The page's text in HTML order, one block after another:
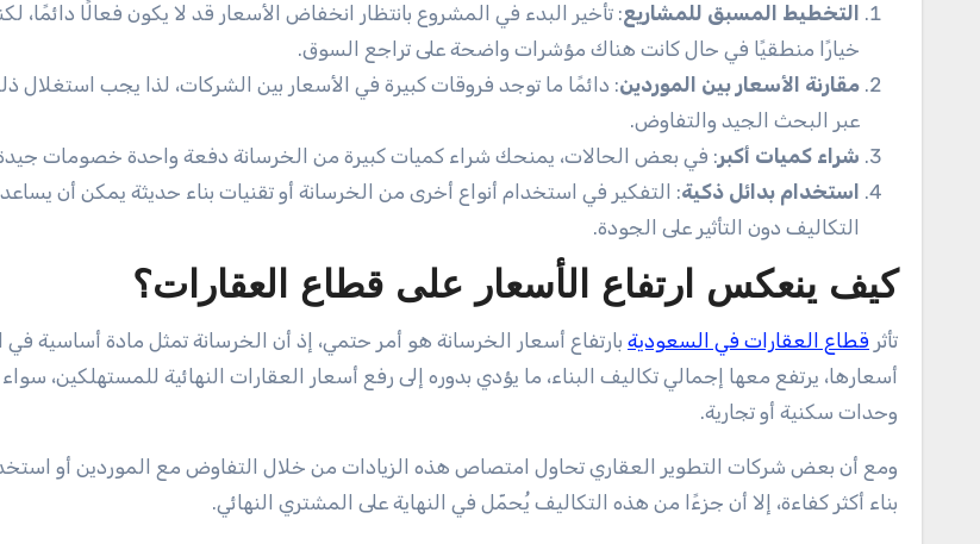
التخطيط المسبق للمشاريع: تأخير البدء في المشروع بانتظار انخفاض الأسعار قد لا يكون فعالًا دائمًا،
خيارًا منطقيًا في حال كانت هناك مؤشرات واضحة على تراجع السوق.
مقارنة الأسعار بين الموردين: دائمًا ما توجد فروقات كبيرة في الأسعار بين الشركات، لذا يجب استغلال
عبر البحث الجيد والتفاوض.
شراء كميات أكبر: في بعض الحالات، يمنحك شراء كميات كبيرة من الخرسانة دفعة واحدة خصومات
استخدام بدائل ذكية: التفكير في استخدام أنواع أخرى من الخرسانة أو تقنيات بناء حديثة يمكن أن
التكاليف دون التأثير على الجودة.
كيف ينعكس ارتفاع الأسعار على قطاع العقارات؟
تأثر قطاع العقارات في السعودية بارتفاع أسعار الخرسانة هو أمر حتمي، إذ أن الخرسانة تمثل مادة أساسية في
أسعارها، يرتفع معها إجمالي تكاليف البناء، ما يؤدي بدوره إلى رفع أسعار العقارات النهائية للمستهلكين، سواء
وحدات سكنية أو تجارية.
ومع أن بعض شركات التطوير العقاري تحاول امتصاص هذه الزيادات من خلال التفاوض مع الموردين أو
بناء أكثر كفاءة، إلا أن جزءًا من هذه التكاليف يُحمّل في النهاية على المشتري النهائي.